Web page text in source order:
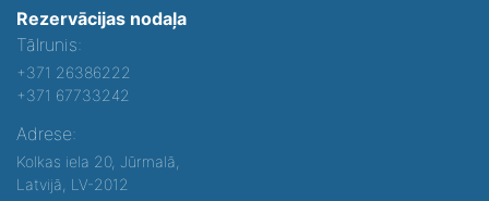
Rezervācijas nodaļa
Tālrunis:
+371 26386222
+371 67733242
Adrese:
Kolkas iela 20, Jūrmalā,
Latvijā, LV-2012